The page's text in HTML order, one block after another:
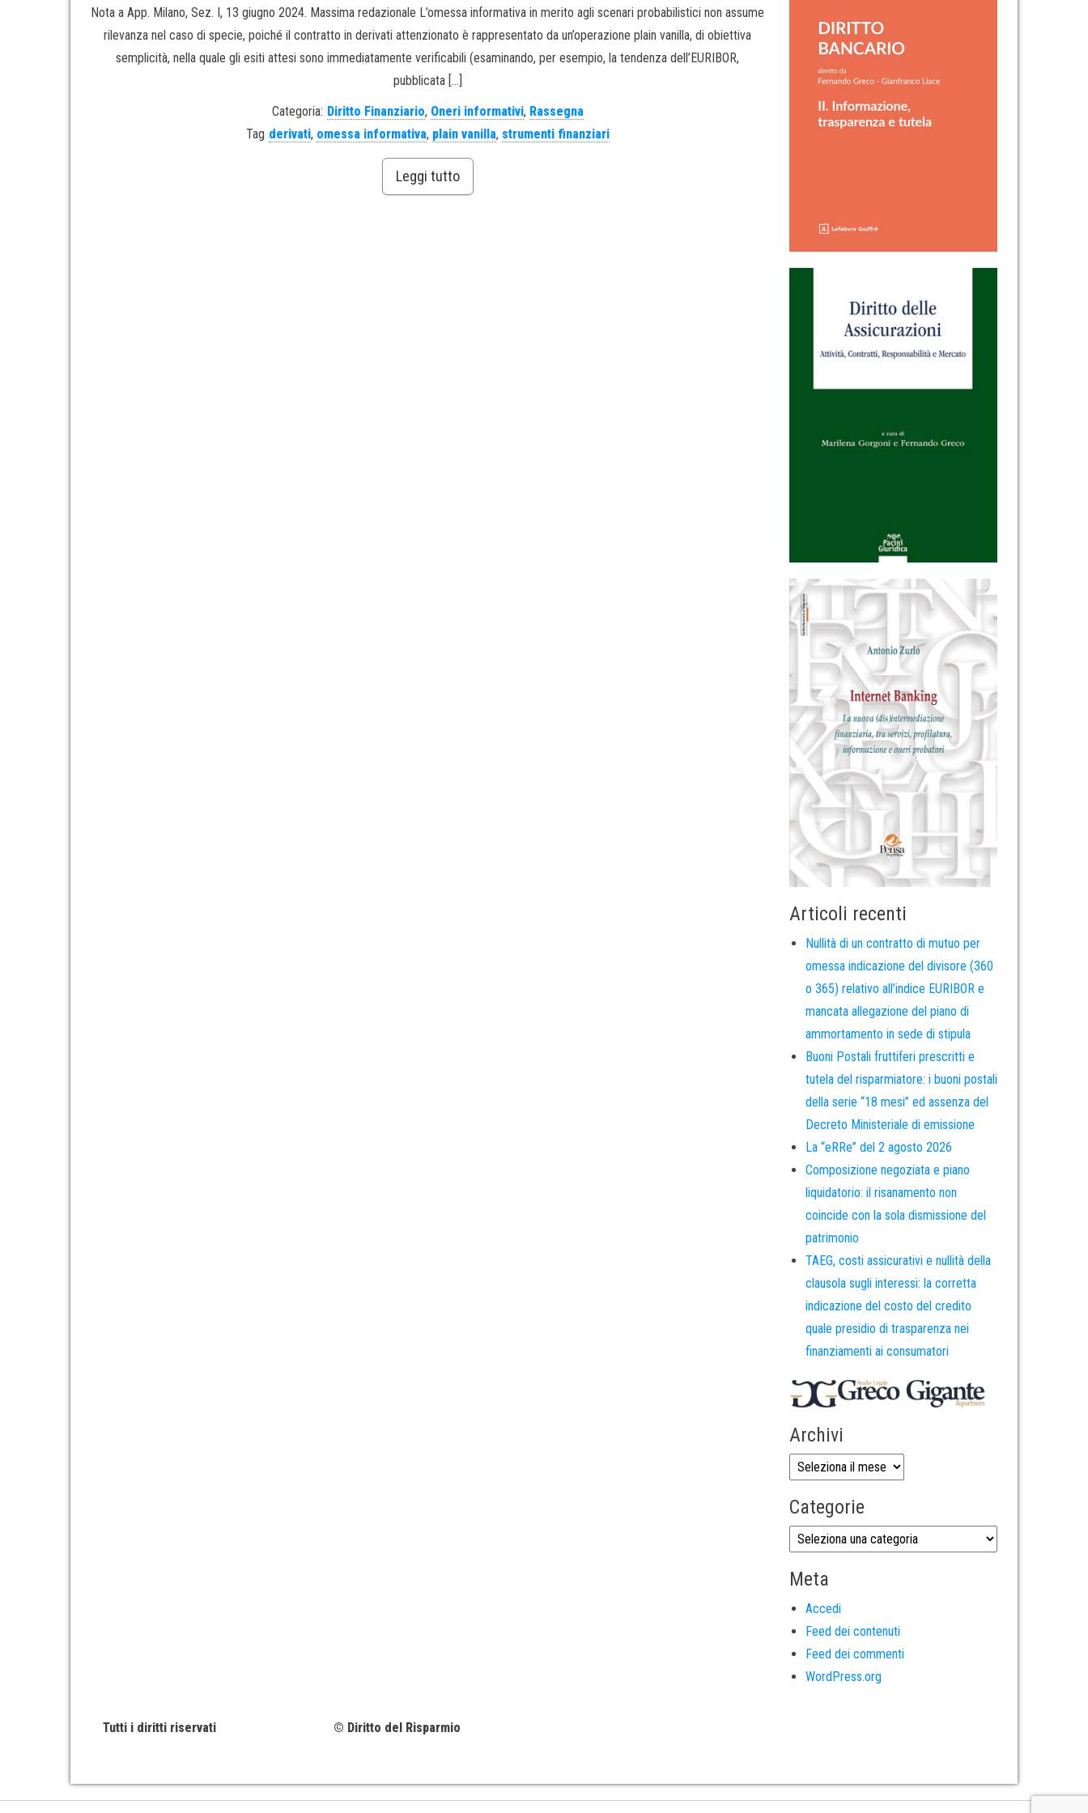
Nota a App. Milano, Sez. I, 13 giugno 2024. Massima redazionale L’omessa informativa in merito agli scenari probabilistici non assume
rilevanza nel caso di specie, poiché il contratto in derivati attenzionato è rappresentato da un’operazione plain vanilla, di obiettiva
semplicità, nella quale gli esiti attesi sono immediatamente verificabili (esaminando, per esempio, la tendenza dell’EURIBOR,
pubblicata […]
Categoria: Diritto Finanziario, Oneri informativi, Rassegna
Tag derivati, omessa informativa, plain vanilla, strumenti finanziari
Leggi tutto
Articoli recenti
Nullità di un contratto di mutuo per
omessa indicazione del divisore (360
o 365) relativo all’indice EURIBOR e
mancata allegazione del piano di
ammortamento in sede di stipula
Buoni Postali fruttiferi prescritti e
tutela del risparmiatore: i buoni postali
della serie “18 mesi” ed assenza del
Decreto Ministeriale di emissione
La “eRRe” del 2 agosto 2026
Composizione negoziata e piano
liquidatorio: il risanamento non
coincide con la sola dismissione del
patrimonio
TAEG, costi assicurativi e nullità della
clausola sugli interessi: la corretta
indicazione del costo del credito
quale presidio di trasparenza nei
finanziamenti ai consumatori
Archivi
Categorie
Meta
Accedi
Feed dei contenuti
Feed dei commenti
WordPress.org
Tutti i diritti riservati © Diritto del Risparmio